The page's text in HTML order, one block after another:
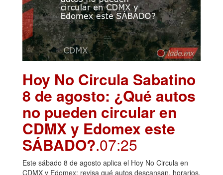
Hoy No Circula Sabatino
8 de agosto: ¿Qué autos
no pueden circular en
CDMX y Edomex este
SÁBADO?.07:25
Este sábado 8 de agosto aplica el Hoy No Circula en
CDMX y Edomex; revisa qué autos descansan, horarios,